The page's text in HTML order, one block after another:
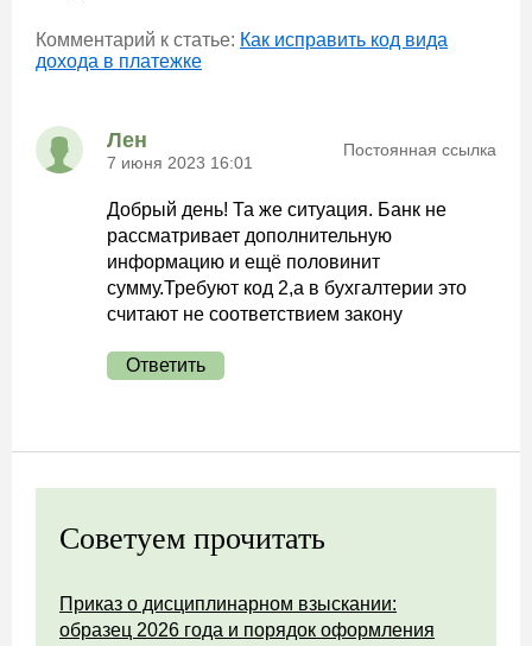
Комментарий к статье: Как исправить код вида
дохода в платежке
Лен
7 июня 2023 16:01
Постоянная ссылка
Добрый день! Та же ситуация. Банк не
рассматривает дополнительную
информацию и ещё половинит
сумму.Требуют код 2,а в бухгалтерии это
считают не соответствием закону
Ответить
Советуем прочитать
Приказ о дисциплинарном взыскании:
образец 2026 года и порядок оформления